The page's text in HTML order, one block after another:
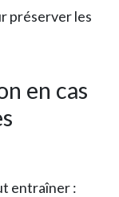
préserver les
en cas
entraîner :